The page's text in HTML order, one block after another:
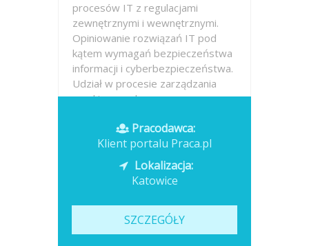
procesów IT z regulacjami
zewnętrznymi i wewnętrznymi.
Opiniowanie rozwiązań IT pod
kątem wymagań bezpieczeństwa
informacji i cyberbezpieczeństwa.
Udział w procesie zarządzania
ryzykiem w obszarze...
Opublikowano: dzisiajPracodawca:
Klient portalu Praca.pl
Lokalizacja:
Katowice
SZCZEGÓŁY